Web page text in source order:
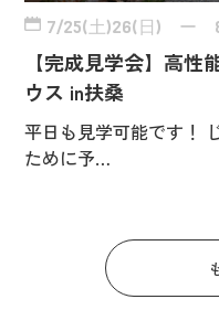
7/25(土)26(日) ー
【完成見学会】高
ウス in扶桑
平日も見学可能です！
ために予…